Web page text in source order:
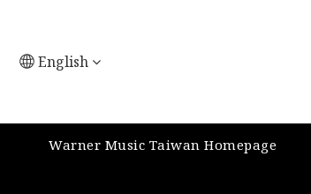
English
Warner Music Taiwan Homepage